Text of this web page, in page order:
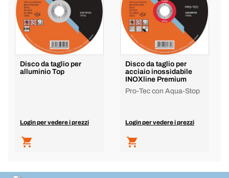
Disco da taglio per
alluminio Top
Login per vedere i prezzi
Disco da taglio per
acciaio inossidabile
INOXline Premium
Pro-Tec con Aqua-Stop
Login per vedere i prezzi